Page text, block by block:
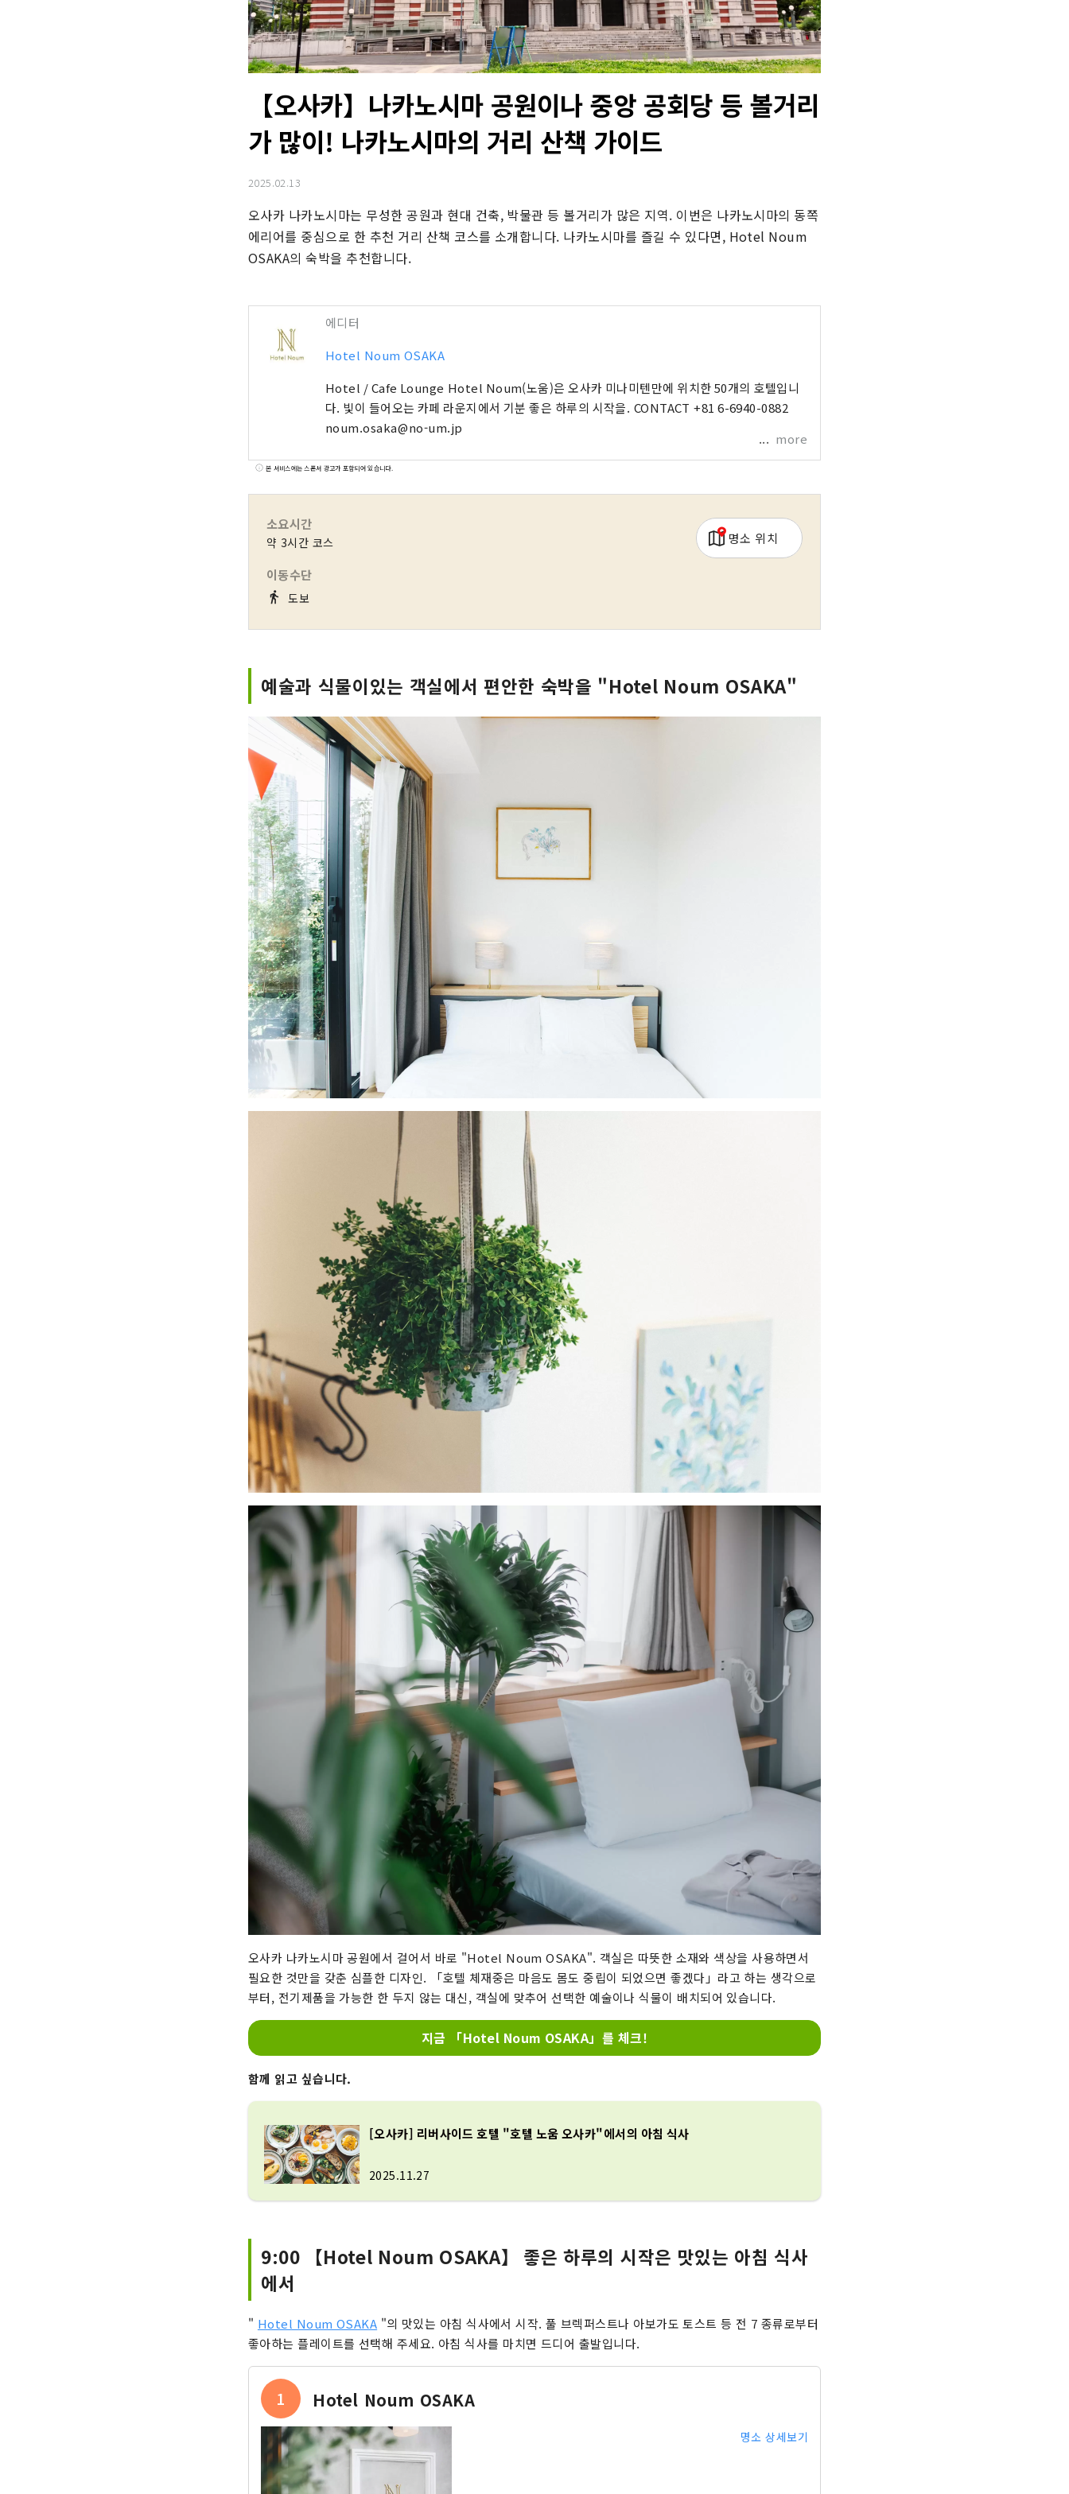
【오사카】나카노시마 공원이나 중앙 공회당 등 볼거리
가 많이! 나카노시마의 거리 산책 가이드
2025.02.13
오사카 나카노시마는 무성한 공원과 현대 건축, 박물관 등 볼거리가 많은 지역. 이번은 나카노시마의 동쪽
에리어를 중심으로 한 추천 거리 산책 코스를 소개합니다. 나카노시마를 즐길 수 있다면, Hotel Noum
OSAKA의 숙박을 추천합니다.
에디터
Hotel Noum OSAKA
Hotel / Cafe Lounge Hotel Noum(노움)은 오사카 미나미텐만에 위치한 50개의 호텔입니
다. 빛이 들어오는 카페 라운지에서 기분 좋은 하루의 시작을. CONTACT +81 6-6940-0882
noum.osaka@no-um.jp
more
본 서비스에는 스폰서 광고가 포함되어 있습니다.
소요시간
약 3시간 코스
이동수단
directions_walk 도보
명소 위치
예술과 식물이있는 객실에서 편안한 숙박을 "Hotel Noum OSAKA"
오사카 나카노시마 공원에서 걸어서 바로 "Hotel Noum OSAKA". 객실은 따뜻한 소재와 색상을 사용하면서
필요한 것만을 갖춘 심플한 디자인. 「호텔 체재중은 마음도 몸도 중립이 되었으면 좋겠다」라고 하는 생각으로
부터, 전기제품을 가능한 한 두지 않는 대신, 객실에 맞추어 선택한 예술이나 식물이 배치되어 있습니다.
지금 「Hotel Noum OSAKA」를 체크!
함께 읽고 싶습니다.
[오사카] 리버사이드 호텔 "호텔 노움 오사카"에서의 아침 식사
2025.11.27
9:00 【Hotel Noum OSAKA】 좋은 하루의 시작은 맛있는 아침 식사
에서
" Hotel Noum OSAKA "의 맛있는 아침 식사에서 시작. 풀 브렉퍼스트나 아보가도 토스트 등 전 7 종류로부터
좋아하는 플레이트를 선택해 주세요. 아침 식사를 마치면 드디어 출발입니다.
1 Hotel Noum OSAKA
명소 상세보기